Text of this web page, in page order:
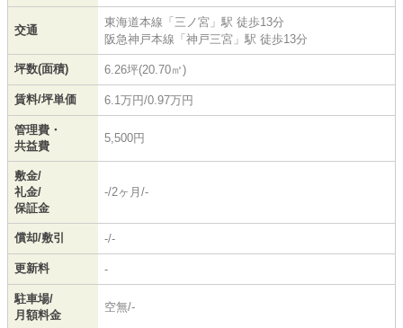
交通
東海道本線 「 三ノ宮 」駅 徒歩13分
阪急神戸本線 「 神戸三宮 」駅 徒歩13分
坪数(面積) 6.26坪(20.70㎡)
賃料/坪単価 6.1万円/0.97万円
管理費・
共益費
5,500円
敷金/
礼金/
保証金
-/2ヶ月/-
償却/敷引 -/-
更新料 -
駐車場/
月額料金
空無/-